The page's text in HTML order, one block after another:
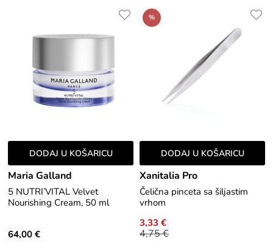
DODAJ U KOŠARICU
Maria Galland
5 NUTRI’VITAL Velvet
Nourishing Cream, 50 ml
64,00 €
%
DODAJ U KOŠARICU
Xanitalia Pro
Čelična pinceta sa šiljastim
vrhom
3,33 €
4,75 €